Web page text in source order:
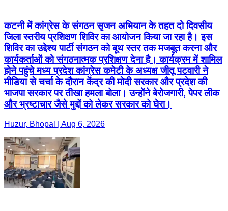
कटनी में कांग्रेस के संगठन सृजन अभियान के तहत दो दिवसीय
जिला स्तरीय प्रशिक्षण शिविर का आयोजन किया जा रहा है। इस
शिविर का उद्देश्य पार्टी संगठन को बूथ स्तर तक मजबूत करना और
कार्यकर्ताओं को संगठनात्मक प्रशिक्षण देना है। कार्यक्रम में शामिल
होने पहुंचे मध्य प्रदेश कांग्रेस कमेटी के अध्यक्ष जीतू पटवारी ने
मीडिया से चर्चा के दौरान केंद्र की मोदी सरकार और प्रदेश की
भाजपा सरकार पर तीखा हमला बोला। उन्होंने बेरोजगारी, पेपर लीक
और भ्रष्टाचार जैसे मुद्दों को लेकर सरकार को घेरा।
Huzur, Bhopal | Aug 6, 2026